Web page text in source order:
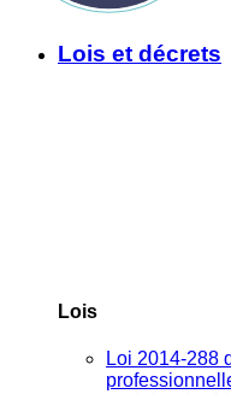
Lois et décrets
Lois
Loi 2014-288